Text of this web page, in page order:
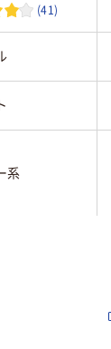
(41)
系